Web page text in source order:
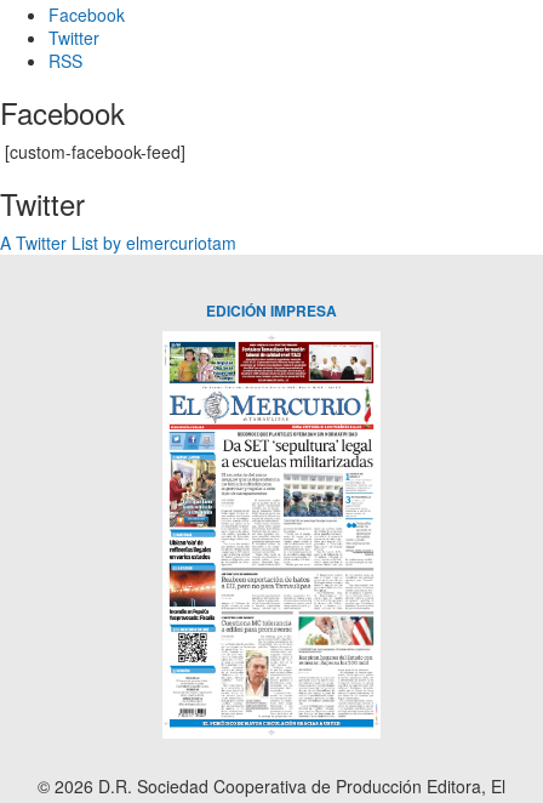
Facebook
Twitter
RSS
Facebook
[custom-facebook-feed]
Twitter
A Twitter List by elmercuriotam
EDICIÓN IMPRESA
© 2026 D.R. Sociedad Cooperativa de Producción Editora, El